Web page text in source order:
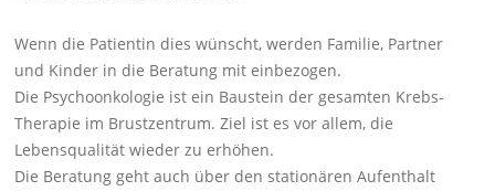
Wenn die Patientin dies wünscht, werden Familie, Partner
und Kinder in die Beratung mit einbezogen.
Die Psychoonkologie ist ein Baustein der gesamten Krebs-
Therapie im Brustzentrum. Ziel ist es vor allem, die
Lebensqualität wieder zu erhöhen.
Die Beratung geht auch über den stationären Aufenthalt